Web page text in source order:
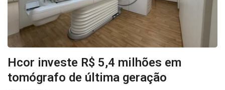
Hcor investe R$ 5,4 milhões em
tomógrafo de última geração